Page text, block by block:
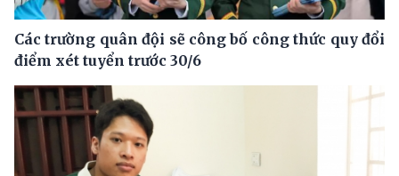
Các trường quân đội sẽ công bố công thức quy đổi
điểm xét tuyển trước 30/6